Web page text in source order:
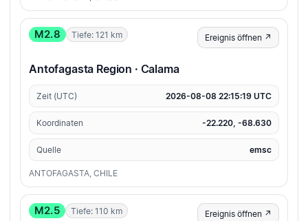
M2.8 Tiefe: 121 km Ereignis öffnen ↗
Antofagasta Region · Calama
Zeit (UTC) 2026-08-08 22:15:19 UTC
Koordinaten -22.220, -68.630
Quelle emsc
ANTOFAGASTA, CHILE
M2.5 Tiefe: 110 km Ereignis öffnen ↗